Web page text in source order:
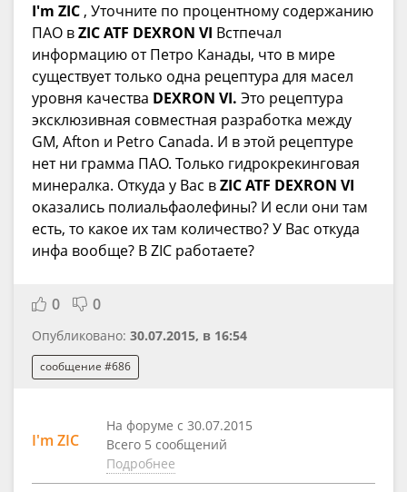
I'm ZIC, Уточните по процентному содержанию
ПАО вZIC ATF DEXRON VI Встпечал
информацию от Петро Канады, что в мире
существует только одна рецептура для масел
уровня качества DEXRON VI. Это рецептура
эксклюзивная совместная разработка между
GM, Afton и Petro Canada. И в этой рецептуре
нет ни грамма ПАО. Только гидрокрекинговая
минералка. Откуда у Вас вZIC ATF DEXRON VI
оказались полиальфаолефины? И если они там
есть, то какое их там количество? У Вас откуда
инфа вообще? В ZIC работаете?
0 0
Опубликовано: 30.07.2015, в 16:54
сообщение #686
I'm ZIC
На форуме с 30.07.2015
Всего 5 сообщений
Подробнее